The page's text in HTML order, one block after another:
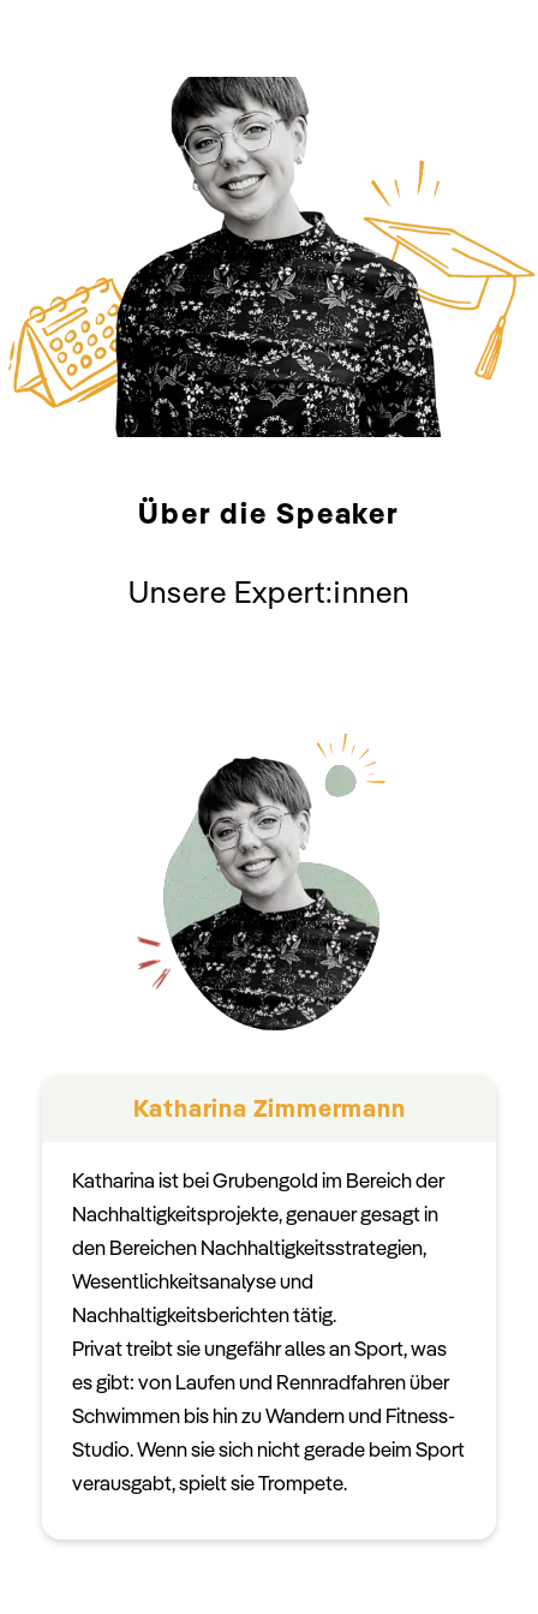
Über die Speaker
Unsere Expert:innen
Katharina Zimmermann
Katharina ist bei Grubengold im Bereich der
Nachhaltigkeitsprojekte, genauer gesagt in
den Bereichen Nachhaltigkeitsstrategien,
Wesentlichkeitsanalyse und
Nachhaltigkeitsberichten tätig.
Privat treibt sie ungefähr alles an Sport, was
es gibt: von Laufen und Rennradfahren über
Schwimmen bis hin zu Wandern und Fitness-
Studio. Wenn sie sich nicht gerade beim Sport
verausgabt, spielt sie Trompete.